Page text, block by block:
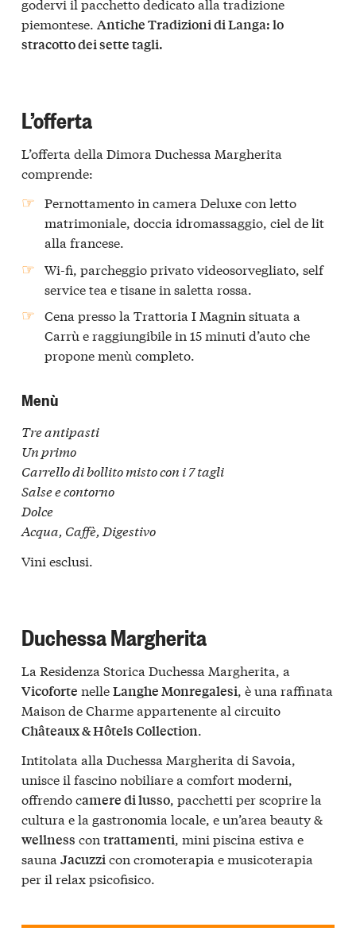
piemontese. Antiche Tradizioni di Langa: lo
stracotto dei sette tagli.
L’offerta
L’offerta della Dimora Duchessa Margherita
comprende:
Pernottamentoin camera Deluxe con letto
matrimoniale, doccia idromassaggio, ciel de lit
alla francese.
Wi-fi, parcheggio privato videosorvegliato, self
service tea e tisane in saletta rossa.
Cenapresso la Trattoria I Magnin situata a
Carrù e raggiungibile in 15 minuti d’auto che
propone menù completo.
Menù
Tre antipasti
Un primo
Carrello di bollito misto con i 7 tagli
Salse e contorno
Dolce
Acqua, Caffè, Digestivo
Vini esclusi.
Duchessa Margherita
La Residenza Storica Duchessa Margherita, a
Vicoforte nelleLanghe Monregalesi , è una raffinata
Maison de Charme appartenente al circuito
Châteaux & Hôtels Collection
Intitolata alla Duchessa Margherita di Savoia,
unisce il fascino nobiliare a comfort moderni,
offrendo camere di lusso, pacchetti per scoprire la
cultura e la gastronomia locale, e un’area beauty &
wellness con trattamenti, mini piscina estiva e
sauna Jacuzzicon cromoterapia e musicoterapia
per il relax psicofisico.